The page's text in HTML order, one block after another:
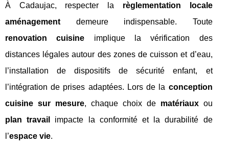
À Cadaujac, respecter la règlementation locale
aménagement demeure indispensable. Toute
renovation cuisine implique la vérification des
distances légales autour des zones de cuisson et d’eau,
l’installation de dispositifs de sécurité enfant, et
l’intégration de prises adaptées. Lors de la conception
cuisine sur mesure, chaque choix de matériauxou
plan travail
impacte la conformité et la durabilité de
l’espace vie.